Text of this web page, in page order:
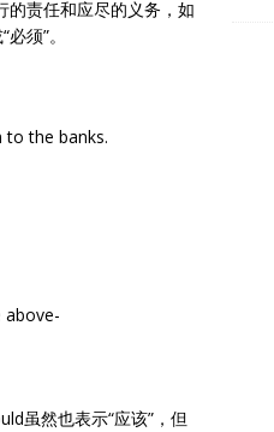
的责任和应尽的义务，如
须”。
to the banks.
虽然也表示“应该”，但